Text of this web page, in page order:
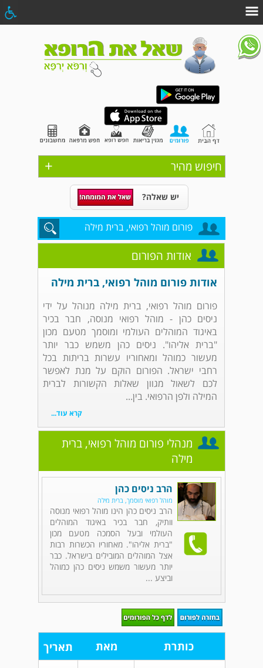
+ חיפוש מהיר
יש שאלה?
פורום מוהל רפואי, ברית מילה
אודות הפורום
אודות פורום מוהל רפואי, ברית מילה
פורום מוהל רפואי, ברית מילה מנוהל על ידי
ניסים כהן - מוהל רפואי מנוסה, חבר בכיר
באיגוד המוהלים העולמי ומוסמך מטעם מכון
"ברית אליהו". ניסים כהן משמש כבר יותר
מעשור כמוהל ומאחוריו עשרות בריתות בכל
רחבי ישראל. הפורום הוקם על מנת לאפשר
לכם לשאול מגוון שאלות הקשורות לברית
המילה ולפן הרפואי. בין...
קרא עוד...
מנהלי פורום מוהל רפואי, ברית
מילה
הרב ניסים כהן
מוהל רפואי מוסמך, ברית מילה
הרב ניסים כהן הינו מוהל רפואי מנוסה
וותיק, חבר בכיר באיגוד המוהלים
העולמי ובעל הסמכה מטעם מכון
"ברית אליהו". מאחוריו הכשרות רבות
אצל המוהלים המובילים בישראל. כבר
יותר מעשור משמש ניסים כהן כמוהל
וביצע ...
כותרת מאת תאריך